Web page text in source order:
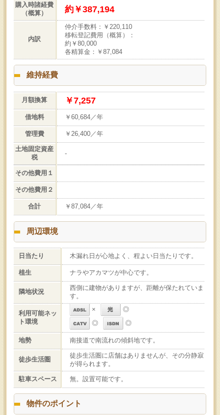
購入時諸経費
（概算）
約￥387,194
内訳
仲介手数料：￥220,110
移転登記費用（概算）：
約￥80,000
各精算金：￥87,084
維持経費
月額換算 ￥7,257
借地料 ￥60,684／年
管理費 ￥26,400／年
土地固定資産
税
-
その他費用１
その他費用２
合計 ￥87,084／年
周辺環境
日当たり 木漏れ日が心地よく、程よい日当たりです。
植生 ナラやアカマツが中心です。
隣地状況
西側に建物がありますが、距離が保たれていま
す。
利用可能ネッ
ト環境
×
◎
◎
◎
地勢 南接道で南流れの傾斜地です。
徒歩生活圏
徒歩生活圏に店舗はありませんが、その分静寂
が得られます。
駐車スペース 無。設置可能です。
物件のポイント